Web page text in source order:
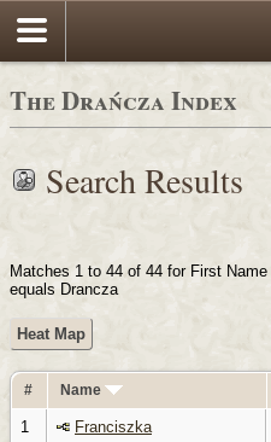
The Drańcza Index
Search Results
Matches 1 to 44 of 44 for First
equals Drancza
Heat Map
# Name
1 Franciszka